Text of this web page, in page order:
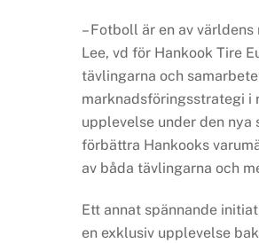
– Fotboll är en av
Lee, vd för Hankook Tire
tävlingarna och
marknadsföringsstrategi i
upplevelse under den nya
förbättra Hankooks
av båda tävlingarna och
Ett annat spännande
en exklusiv upplevelse